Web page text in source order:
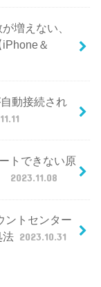
増えない、
＆
動接続され
トできない原
2023.11.08
ントセンター
法 2023.10.31